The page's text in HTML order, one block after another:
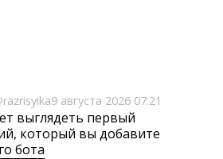
9 августа 2026 07:21
выглядеть первый
который вы добавите
бота